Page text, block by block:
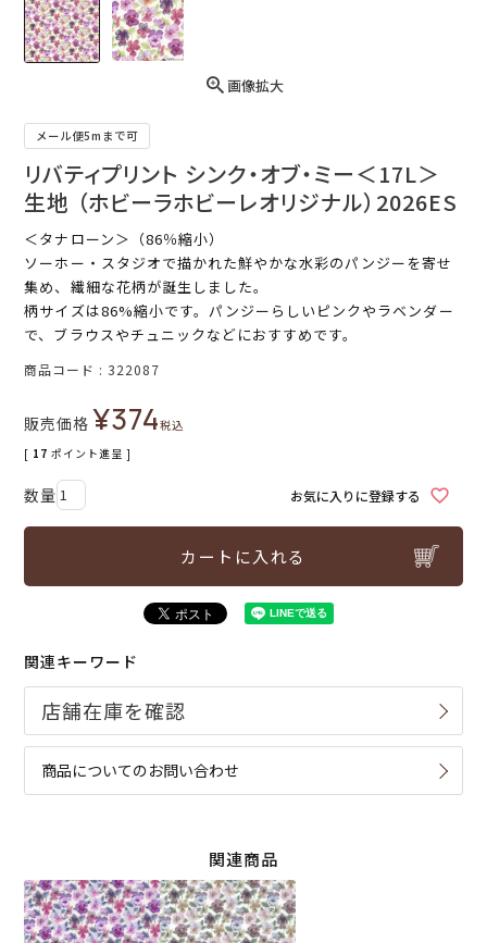
画像拡大
メール便5mまで可
リバティプリント シンク・オブ・ミー＜17L＞
生地 （ホビーラホビーレオリジナル）2026ES
＜タナローン＞（86％縮小）
ソーホー・スタジオで描かれた鮮やかな水彩のパンジーを寄せ
集め、繊細な花柄が誕生しました。
柄サイズは86%縮小です。パンジーらしいピンクやラベンダー
で、ブラウスやチュニックなどにおすすめです。
商品コード 322087
販売価格 ¥374税込
[ 17 ポイント進呈 ]
お気に入りに登録する
カートに入れる
関連キーワード
商品についてのお問い合わせ
関連商品